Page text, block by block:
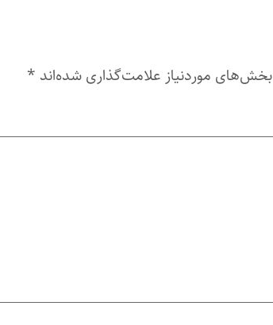
بخش‌های موردنیاز علامت‌گذاری شده‌اند *